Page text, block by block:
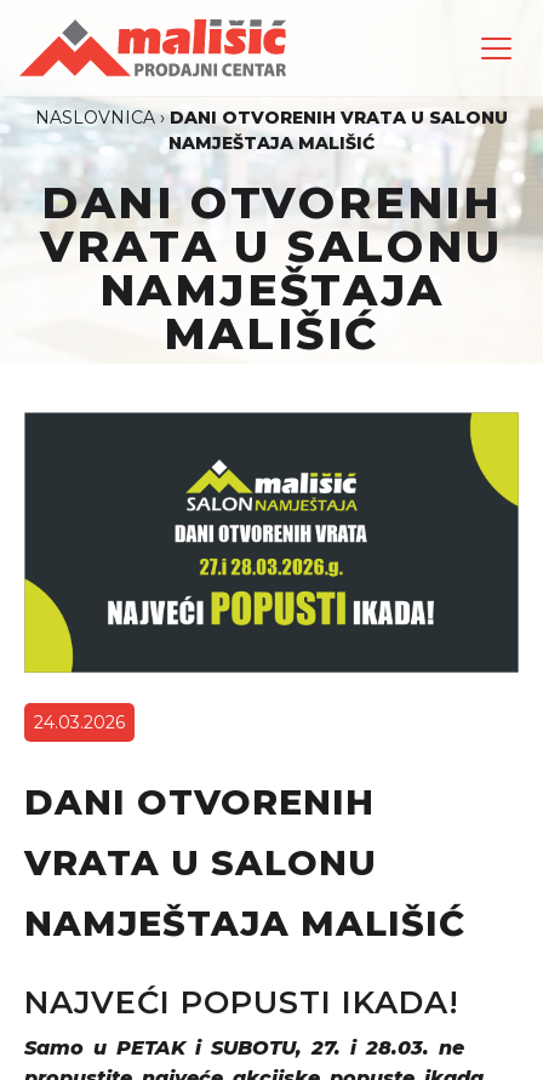
NASLOVNICA›DANI OTVORENIH VRATA U SALONU
NAMJEŠTAJA MALIŠIĆ
DANI OTVORENIH
VRATA U SALONU
NAMJEŠTAJA
MALIŠIĆ
24.03.2026
DANI OTVORENIH
VRATA U SALONU
NAMJEŠTAJA MALIŠIĆ
NAJVEĆI POPUSTI IKADA!
Samo u PETAK i SUBOTU, 27. i 28.03. ne